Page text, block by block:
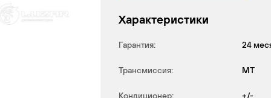
Характеристики
Гарантия: 24
Трансмиссия: MT
Кондиционер: +/-